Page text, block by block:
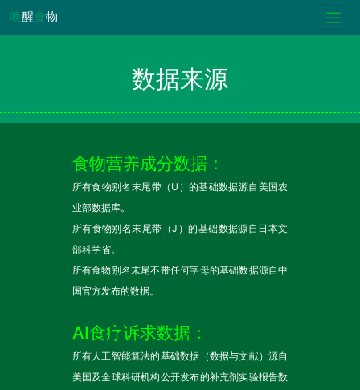
唤醒食物
数据来源
食物营养成分数据：
所有食物别名末尾带（U）的基础数据源自美国农
业部数据库。
所有食物别名末尾带（J）的基础数据源自日本文
部科学省。
所有食物别名末尾不带任何字母的基础数据源自中
国官方发布的数据。
AI食疗诉求数据：
所有人工智能算法的基础数据（数据与文献）源自
美国及全球科研机构公开发布的补充剂实验报告数